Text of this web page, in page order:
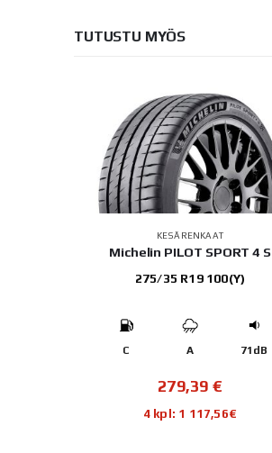
TUTUSTU MYÖS
KESÄRENKAAT
Michelin PILOT SPORT 4 S
275/35 R19 100(Y)
C A 71dB
279,39 €
4 kpl: 1 117,56€